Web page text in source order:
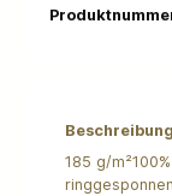
Beschreibung
185 g/